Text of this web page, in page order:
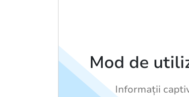
Mod de
Informații